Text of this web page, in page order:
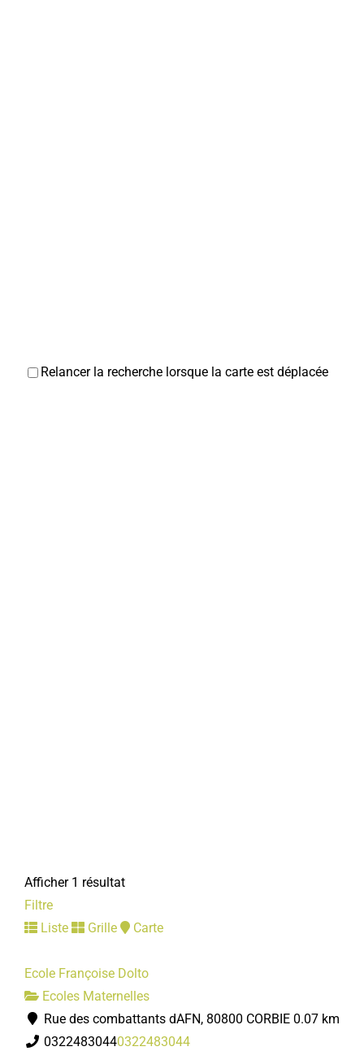
Relancer la recherche lorsque la carte est déplacée
Afficher 1 résultat
Filtre
Liste
Grille Carte
Ecole Françoise Dolto
Ecoles Maternelles
Rue des combattants dAFN, 80800 CORBIE 0.07 km
03224830440322483044